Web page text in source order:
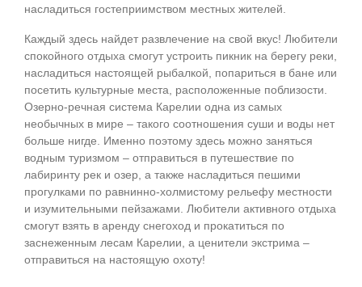
насладиться гостеприимством местных жителей.
Каждый здесь найдет развлечение на свой вкус! Любители
спокойного отдыха смогут устроить пикник на берегу реки,
насладиться настоящей рыбалкой, попариться в бане или
посетить культурные места, расположенные поблизости.
Озерно-речная система Карелии одна из самых
необычных в мире – такого соотношения суши и воды нет
больше нигде. Именно поэтому здесь можно заняться
водным туризмом – отправиться в путешествие по
лабиринту рек и озер, а также насладиться пешими
прогулками по равнинно-холмистому рельефу местности
и изумительными пейзажами. Любители активного отдыха
смогут взять в аренду снегоход и прокатиться по
заснеженным лесам Карелии, а ценители экстрима –
отправиться на настоящую охоту!